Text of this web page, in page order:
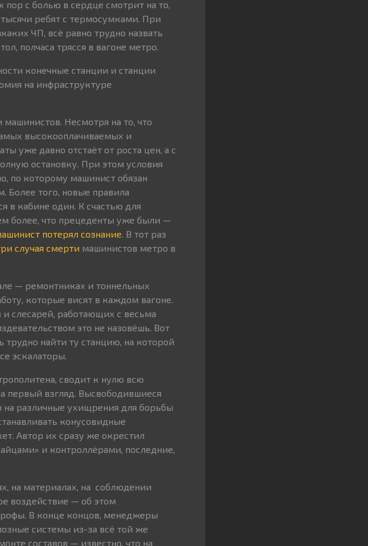
с болью в сердце смотрит на то,
ребят с термосумками. При
ЧП, всё равно трудно назвать
полчаса трясся в вагоне метро.
конечные станции и станции
на инфраструктуре
Несмотря на то, что
высокооплачиваемых и
уже давно отстаёт от роста цен, а с
остановку. При этом условия
по которому машинист обязан
того, новые правила
в кабине один. К счастью для
более, что прецеденты уже были —
потерял сознание. В тот раз
случая смерти машинистов метро в
— ремонтниках и тоннельных
которые висят в каждом вагоне.
слесарей, работающих с весьма
это не назовёшь. Вот
найти ту станцию, на которой
эскалаторы.
сводит к нулю всю
первый взгляд. Высвободившиеся
различные ухищрения для борьбы
конусовидные
Автор их сразу же окрестил
и контроллёрами, последние,
на материалах, на соблюдении
воздействие — об этом
В конце концов, менеджеры
системы из-за всё той же
составов — известно, что на